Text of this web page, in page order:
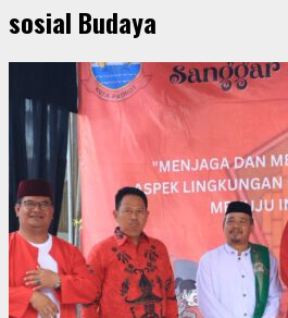
sosial Budaya